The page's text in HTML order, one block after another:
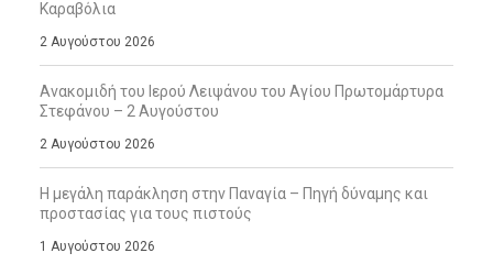
Καραβόλια
2 Αυγούστου 2026
Ανακομιδή του Ιερού Λειψάνου του Αγίου Πρωτομάρτυρα
Στεφάνου – 2 Αυγούστου
2 Αυγούστου 2026
Η μεγάλη παράκληση στην Παναγία – Πηγή δύναμης και
προστασίας για τους πιστούς
1 Αυγούστου 2026